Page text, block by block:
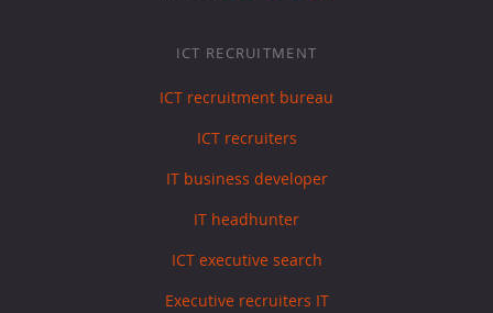
ICT RECRUITMENT
ICT recruitment bureau
ICT recruiters
IT business developer
IT headhunter
ICT executive search
Executive recruiters IT